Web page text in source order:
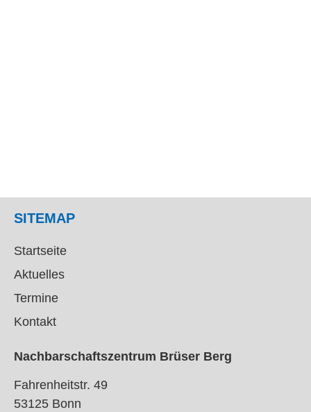
SITEMAP
Startseite
Aktuelles
Termine
Kontakt
Nachbarschaftszentrum Brüser Berg
Fahrenheitstr. 49
53125 Bonn